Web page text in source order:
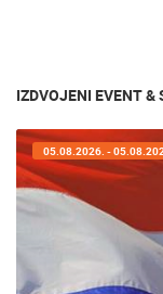
IZDVOJENI EVENT &
05.08.2026. -